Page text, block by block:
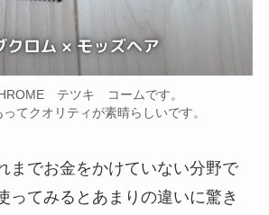
テツキ コームです。
てクオリティが素晴らしいです。
までお金をかけていない分野で
ってみるとあまりの違いに驚き